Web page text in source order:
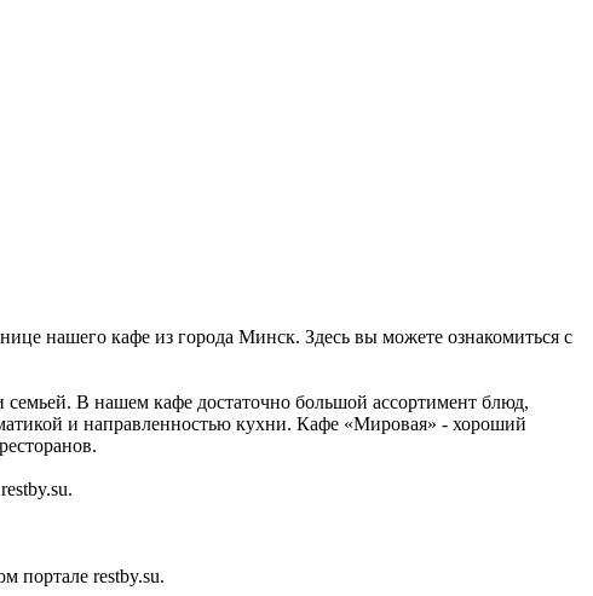
нашего кафе из города Минск. Здесь вы можете ознакомиться с
В нашем кафе достаточно большой ассортимент блюд,
и направленностью кухни. Кафе «Мировая» - хороший
портале restby.su.